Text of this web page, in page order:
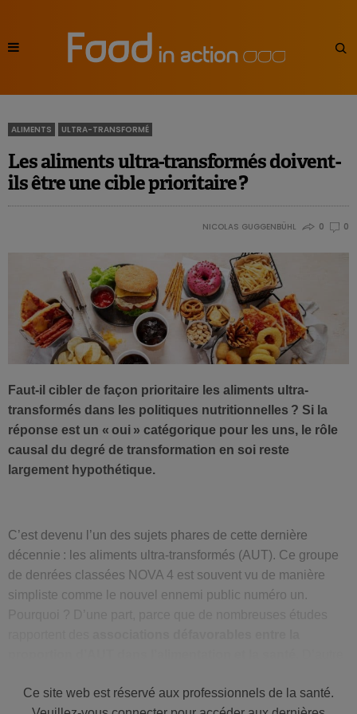
ALIMENTS ULTRA-TRANSFORMÉ
Les aliments ultra-transformés doivent-
ils être une cible prioritaire ?
NICOLAS GUGGENBÜHL 0 0
Faut-il cibler de façon prioritaire les aliments ultra-
transformés dans les politiques nutritionnelles ? Si la
réponse est un « oui » catégorique pour les uns, le rôle
causal du degré de transformation en soi reste
largement hypothétique.
C’est devenu l’un des sujets phares de cette dernière
décennie : les aliments ultra-transformés (AUT). Ce groupe
de denrées classées NOVA 4 est souvent vu de manière
simpliste comme le nouvel ennemi public numéro un.
formule à succès digne d’un best-seller :l’industrie
Ce site web est réservé aux professionnels de la santé.